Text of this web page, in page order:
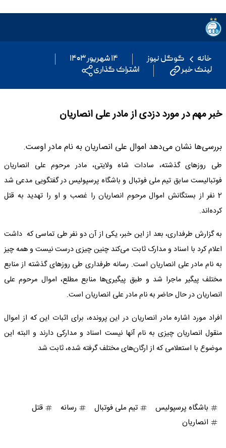
خانه گوگل نیوز
۱۴ شهریور ۱۴۰۳
لینک خبر
اشتراک گذاری
خبر مهم در مورد دزدی از مادر علی انصاریان
بررسی‌ها نشان می‌دهد اموال علی انصاریان به نام مادر اوست.
طی روزهای گذشته، سادات شاه ولایتی، مادر مرحوم علی انصاریان
فوتبالیست سابق تیم ملی فوتبال و باشگاه پرسپولیس در گفتگویی مدعی شد
2 نفر از بستگانش اموال مرحوم انصاریان را غصب و او را تهدید به قتل
کرده‌اند.
به گزارش طرفداری، بعد از این خبر، یکی از آن دو نفر طی تماسی که داشت
اعلام کرد با اسناد و مدارک ثابت می‌کند چنین چیزی درست نیست و همه چیز
به نام مادر علی انصاریان است. رسانه طرفداری طی روزهای گذشته از منابع
مختلف پیگیر ماجرا شد و طبق پیگیری‌ها منابع مطلع، اموال مرحوم علی
انصاریان در حال حاضر به نام مادر علی انصاریان است.
افراد مورد اشاره مادر انصاریان در این پرونده، برای اثبات این که از اموال
منقول انصاریان چیزی به نام آنها نیست اسناد و مدارکی دارند و البته این
موضوع با استعلامی که از ارگان‌های مختلف گرفته شده، ثابت شد
باشگاه پرسپولیس تیم ملی فوتبال رسانه
قتل
انصاریان